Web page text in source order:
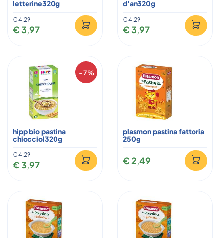
letterine320g
€ 4,29
€ 3,97
d'an320g
€ 4,29
€ 3,97
- 7%
hipp bio pastina
chiocciol320g
€ 4,29
€ 3,97
plasmon pastina fattoria
250g
€ 2,49